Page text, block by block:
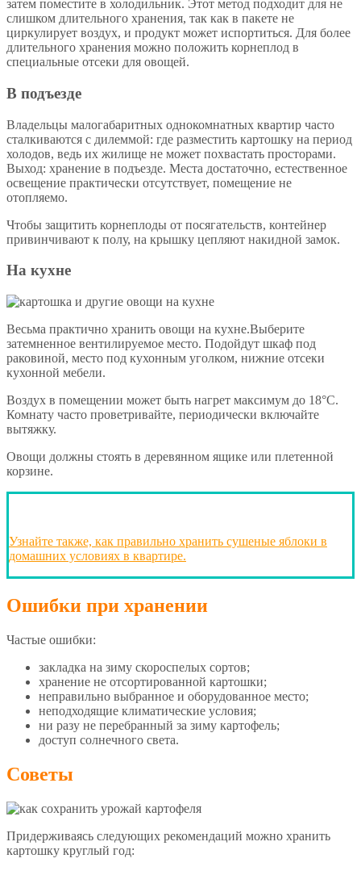
затем поместите в холодильник. Этот метод подходит для не
слишком длительного хранения, так как в пакете не
циркулирует воздух, и продукт может испортиться. Для более
длительного хранения можно положить корнеплод в
специальные отсеки для овощей.
В подъезде
Владельцы малогабаритных однокомнатных квартир часто
сталкиваются с дилеммой: где разместить картошку на период
холодов, ведь их жилище не может похвастать просторами.
Выход: хранение в подъезде. Места достаточно, естественное
освещение практически отсутствует, помещение не
отопляемо.
Чтобы защитить корнеплоды от посягательств, контейнер
привинчивают к полу, на крышку цепляют накидной замок.
На кухне
Весьма практично хранить овощи на кухне.Выберите
затемненное вентилируемое место. Подойдут шкаф под
раковиной, место под кухонным уголком, нижние отсеки
кухонной мебели.
Воздух в помещении может быть нагрет максимум до 18°С.
Комнату часто проветривайте, периодически включайте
вытяжку.
Овощи должны стоять в деревянном ящике или плетенной
корзине.
Узнайте также, как правильно хранить сушеные яблоки в
домашних условиях в квартире.
Ошибки при хранении
Частые ошибки:
закладка на зиму скороспелых сортов;
хранение не отсортированной картошки;
неправильно выбранное и оборудованное место;
неподходящие климатические условия;
ни разу не перебранный за зиму картофель;
доступ солнечного света.
Советы
Придерживаясь следующих рекомендаций можно хранить
картошку круглый год: